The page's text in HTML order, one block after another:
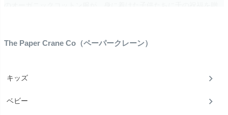
The Paper Crane Co（ペーパークレーン）
キッズ
ベビー